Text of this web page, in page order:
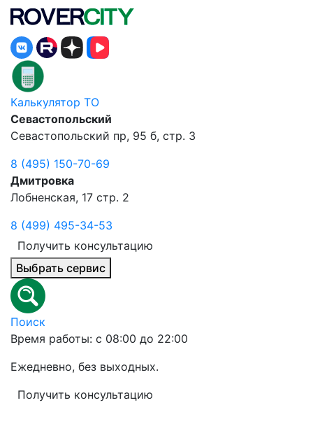
Калькулятор ТО
Севастопольский
Севастопольский пр, 95 б, стр. 3
8 (495) 150-70-69
Дмитровка
Лобненская, 17 стр. 2
8 (499) 495-34-53
Получить консультацию
Выбрать сервис
Поиск
Время работы: с 08:00 до 22:00
Ежедневно, без выходных.
Получить консультацию